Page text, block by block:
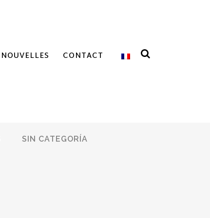
NOUVELLES CONTACT
SIN CATEGORÍA